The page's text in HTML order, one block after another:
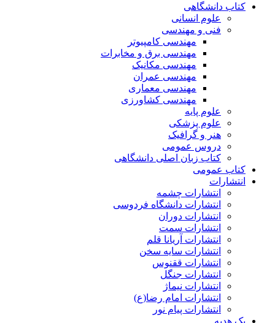
کتاب دانشگاهی
علوم انسانی
فنی و مهندسی
مهندسی کامپیوتر
مهندسی برق و مخابرات
مهندسی مکانیک
مهندسی عمران
مهندسی معماری
مهندسی کشاورزی
علوم پایه
علوم پزشکی
هنر و گرافیک
دروس عمومی
کتاب زبان اصلی دانشگاهی
کتاب عمومی
انتشارات
انتشارات چشمه
انتشارات دانشگاه فردوسی
انتشارات دوران
انتشارات سمت
انتشارات آریانا قلم
انتشارات سایه سخن
انتشارات ققنوس
انتشارات جنگل
انتشارات نیماژ
انتشارات امام رضا(ع)
انتشارات پیام نور
پک هدیه